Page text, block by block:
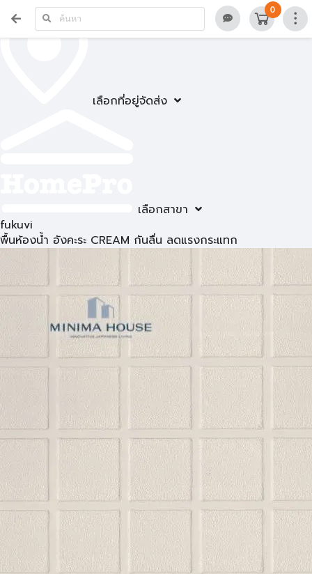
เลือกที่อยู่จัดส่ง
เลือกสาขา
0
fukuvi
พื้นห้องน้ำ อังคะระ CREAM กันลื่น ลดแรงกระแทก